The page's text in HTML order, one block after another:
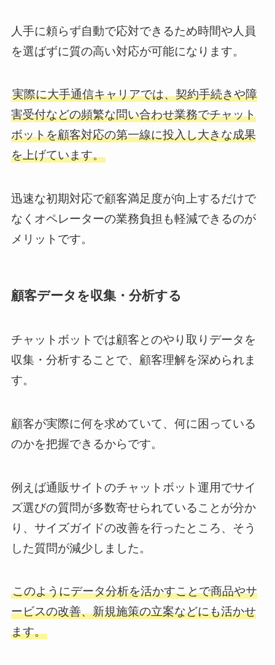
人手に頼らず自動で応対できるため時間や人員
を選ばずに質の高い対応が可能になります。
実際に大手通信キャリアでは、契約手続きや障
害受付などの頻繁な問い合わせ業務でチャット
ボットを顧客対応の第一線に投入し大きな成果
を上げています。
迅速な初期対応で顧客満足度が向上するだけで
なくオペレーターの業務負担も軽減できるのが
メリットです。
顧客データを収集・分析する
チャットボットでは顧客とのやり取りデータを
収集・分析することで、顧客理解を深められま
す。
顧客が実際に何を求めていて、何に困っている
のかを把握できるからです。
例えば通販サイトのチャットボット運用でサイ
ズ選びの質問が多数寄せられていることが分か
り、サイズガイドの改善を行ったところ、そう
した質問が減少しました。
このようにデータ分析を活かすことで商品やサ
ービスの改善、新規施策の立案などにも活かせ
ます。